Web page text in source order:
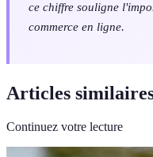
ce chiffre souligne
commerce en ligne.
Articles
Continuez votre lecture